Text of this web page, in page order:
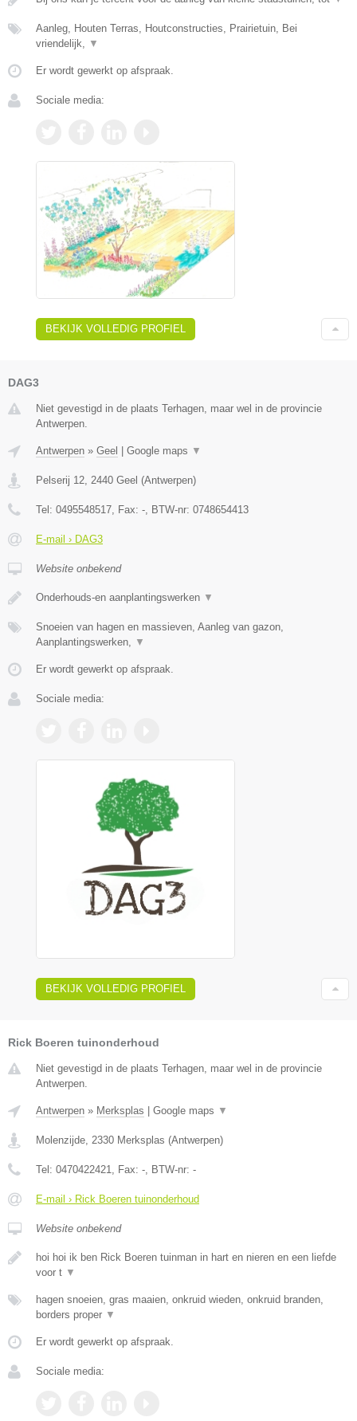
Aanleg, Houten Terras, Houtconstructies, Prairietuin, Bei
vriendelijk,
▼
Er wordt gewerkt op afspraak.
Sociale media:
BEKIJK VOLLEDIG PROFIEL
DAG3
Niet gevestigd in de plaats Terhagen, maar wel in de provincie
Antwerpen.
Antwerpen » Geel Google maps ▼
Pelserij 12, 2440 Geel (Antwerpen)
Tel: 0495548517, Fax: -, BTW-nr: 0748654413
E-mail › DAG3
Website onbekend
Onderhouds-en aanplantingswerken ▼
Snoeien van hagen en massieven, Aanleg van gazon,
Aanplantingswerken, ▼
Er wordt gewerkt op afspraak.
Sociale media:
BEKIJK VOLLEDIG PROFIEL
Rick Boeren tuinonderhoud
Niet gevestigd in de plaats Terhagen, maar wel in de provincie
Antwerpen.
Antwerpen » Merksplas Google maps ▼
Molenzijde, 2330 Merksplas (Antwerpen)
Tel: 0470422421, Fax: -, BTW-nr: -
E-mail › Rick Boeren tuinonderhoud
Website onbekend
hoi hoi ik ben Rick Boeren tuinman in hart en nieren en een liefde
voor t ▼
hagen snoeien, gras maaien, onkruid wieden, onkruid branden,
borders proper ▼
Er wordt gewerkt op afspraak.
Sociale media: